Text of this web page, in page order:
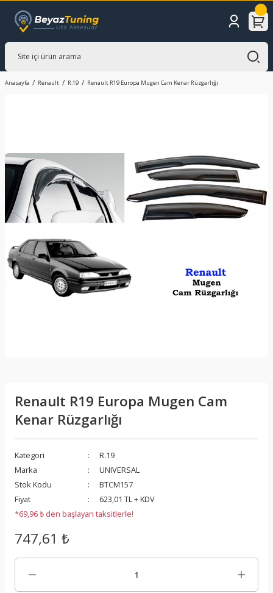
Anasayfa Renault R.19 Renault R19 Europa Mugen Cam Kenar Rüzgarlığı
Renault R19 Europa Mugen Cam
Kenar Rüzgarlığı
Kategori
R.19
Marka
UNIVERSAL
Stok Kodu
BTCM157
Fiyat
623,01 TL + KDV
*69,96 ₺ den başlayan taksitlerle!
747,61 ₺